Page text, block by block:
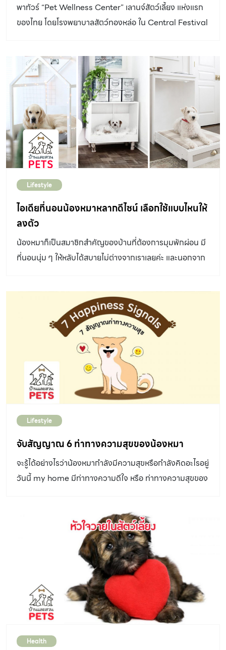
พาทัวร์ “Pet Wellness Center” เลานจ์สัตว์เลี้ยง แห่งแรก
ของไทย โดยโรงพยาบาลสัตว์ทองหล่อ ใน Central Festival
Lifestyle
ไอเดียที่นอนน้องหมาหลากดีไซน์ เลือกใช้แบบไหนให้
ลงตัว
น้องหมาก็เป็นสมาชิกสำคัญของบ้านที่ต้องการมุมพักผ่อน มี
ที่นอนนุ่ม ๆ ให้หลับได้สบายไม่ต่างจากเราเลยค่ะ และนอกจาก
และลงตัวกับบ้าน ที่นอนหมา บ้านและสวน Pet เลยได้ลองนำ
ตัวอย่างไอเดียน่ารัก ๆ สำหรับทำ ที่นอนหมา ในรูปแบบต่าง ๆ
มาให้ได้ลองเก็บไว้สำหรับไปรับใช้ที่บ้านกันค่ะ 1.มุมลับใต้เก้าอี้
ให้น้องหมาได้อยู่ใกล้ชิดกับเจ้าของแบบสุด ๆ โดยออกแบบ
พื้นที่ใต้เก้าอี้หรือโซฟาในห้องรับแขกให้เป็นที่นอนสำหรับน้อง
หมาได้ใช้เวลาพักผ่อนกันได้อย่างเต็มที่ เจ้าของก็สามารถนั่ง
อ่านหนังสือเล่นได้เพลินๆ และน้องหมาก็สามารถมีมุมส่วนตัว
อยู่ใกล้ ๆ แถมยังเป็นการใช้พื้นที่ในบ้านได้อย่างคุ้มค่าด้วยค่ะ
ชั้นวางของตัวเก่าที่ไม่ค่อยได้ใช้งานแต่ยังมีโครงสร้างที่แข็ง
แรงอยู่ ก็สามารถนำมาดัดแปลงให้กลายเป็นเตียงนอนสำหรับ
นำเบาะนุ่มๆเข้าไปวางแทน ก็เหมือนได้เตียงนอนตัวใหม่สำหรับ
น้องหมาที่แข็งแรงและเป็นสัดส่วนลงตัวกับบ้าน 3.ที่นอนแบบ
ตั้งที่นอนน้องหมาให้สามารถพับเก็บได้ ไม่ต้องเสียพื้นที่ในห้อง
โดยใช้มุมตามผนังที่ว่างหรือเลือกเฟอร์นิเจอร์ขนาดกะทัดรัด
สักตัวมาติดตั้งกระบะนอนเข้าไปด้วยบานพับ คราวนี้ถ้า
ต้องการรับแขกหรือใช้พื้นที่ในห้องก็สามารถเก็บได้อย่าง
สะดวก ส่วนในช่วงพักผ่อนก็ยกพื้นที่คืนให้น้องหมาได้เหมือน
เดิม 4.ใส่ไอเดียให้น่ารักแบบง่าย ๆ ถ้าการใช้เบาะเรียบ ๆ อาจ
ดูธรรมดาไป ลองมาใช้โครงไม้แบบง่าย ๆ ติดตั้งเพิ่มเข้าอีกนิด
ให้ดูน่ารักมากขึ้นดีกว่า แค่นี้ช่วยปรับเปลี่ยนบรรยากาศให้ดู
สดใสขึ้นได้เยอะเลยค่ะ ที่สำคัญยังโปร่งสบาย ไม่อึดอัดหรือ
Lifestyle
จับสัญญาณ 6 ท่าทางความสุขของน้องหมา
จะรู้ได้อย่างไรว่าน้องหมากำลังมีความสุขหรือกำลังคิดอะไรอยู่
วันนี้ my home มีท่าทางความดีใจ หรือ ท่าทางความสุขของ
Health